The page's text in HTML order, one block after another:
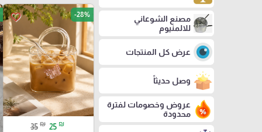
مصنع الشوعاني
للالمنيوم
عرض كل المنتجات
وصل حديثاً
عروض وخصومات لفترة
محدودة
favorite_border -28%
35 ₪ 25 ₪